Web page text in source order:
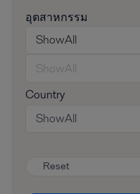
อุตสาหกรรม
ShowAll
ShowAll
Country
ShowAll
Reset